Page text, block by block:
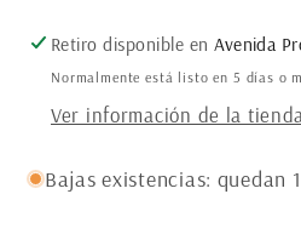
FLOR
FLOR
Retiro disponible enAvenida
Normalmente está listo en 5 días o
Ver información de la tienda
Bajas existencias: quedan 1